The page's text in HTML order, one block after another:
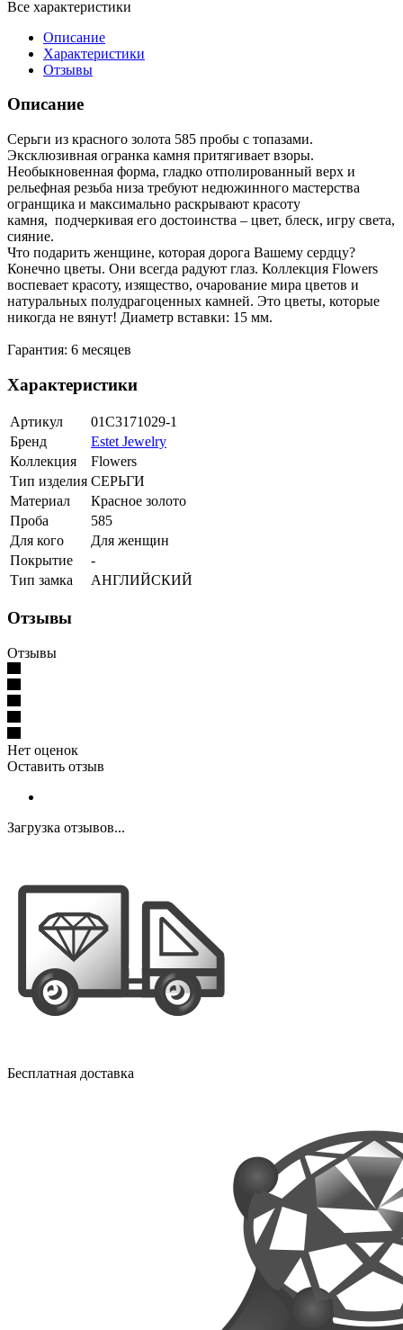
Все характеристики
Описание
Характеристики
Отзывы
Описание
Серьги из красного золота 585 пробы с топазами.
Эксклюзивная огранка камня притягивает взоры.
Необыкновенная форма, гладко отполированный верх и
рельефная резьба низа требуют недюжинного мастерства
огранщика и максимально раскрывают красоту
камня, подчеркивая его достоинства – цвет, блеск, игру света,
сияние.
Что подарить женщине, которая дорога Вашему сердцу?
Конечно цветы. Они всегда радуют глаз. Коллекция Flowers
воспевает красоту, изящество, очарование мира цветов и
натуральных полудрагоценных камней. Это цветы, которые
никогда не вянут! Диаметр вставки: 15 мм.
Гарантия: 6 месяцев
Характеристики
Артикул
01С3171029-1
Бренд
Estet Jewelry
Коллекция
Flowers
Тип изделия СЕРЬГИ
Материал
Красное золото
Проба
585
Для кого
Для женщин
Покрытие
-
Тип замка
АНГЛИЙСКИЙ
Отзывы
Отзывы
Нет оценок
Оставить отзыв
Загрузка отзывов...
Бесплатная доставка